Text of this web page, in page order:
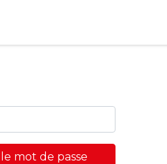
mot de passe